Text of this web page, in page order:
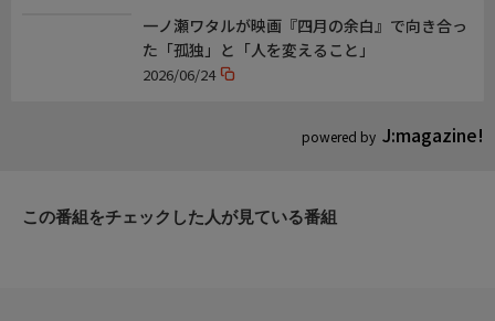
powered by J:magazine!
一ノ瀬ワタルが映画『四月の余白』で向き合っ
た「孤独」と「人を変えること」
2026/06/24
この番組をチェックした人が見ている番組